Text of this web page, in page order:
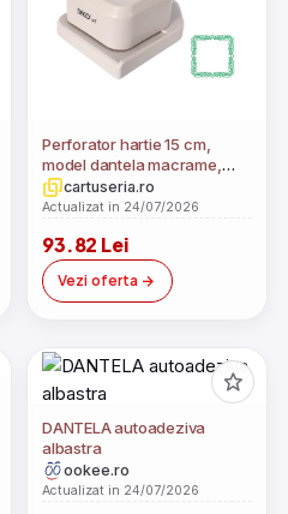
Perforator hartie 15 cm,
model dantela macrame,
usor de folosit
cartuseria.ro
Actualizat in 24/07/2026
93.82 Lei
Vezi oferta
DANTELA autoadeziva
albastra
ookee.ro
Actualizat in 24/07/2026